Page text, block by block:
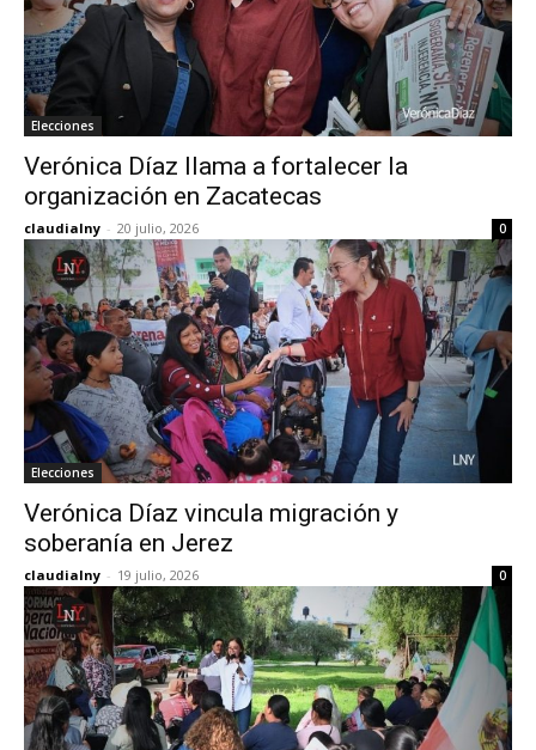
Elecciones
Verónica Díaz llama a fortalecer la
organización en Zacatecas
claudialny - 20 julio, 2026 0
Elecciones
Verónica Díaz vincula migración y
soberanía en Jerez
claudialny - 19 julio, 2026 0